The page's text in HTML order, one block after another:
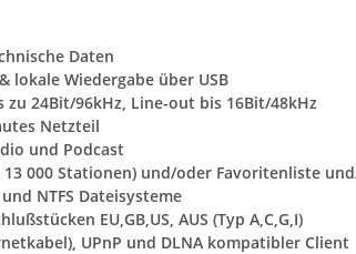
Daten
lokale Wiedergabe über USB
zu 24Bit/96kHz, Line-out bis 16Bit/48kHz
Netzteil
und Podcast
000 Stationen) und/oder Favoritenliste
NTFS Dateisysteme
EU,GB,US, AUS (Typ A,C,G,I)
UPnP und DLNA kompatibler Client